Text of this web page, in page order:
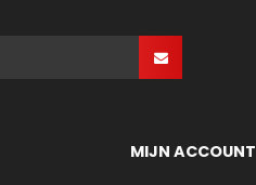
MIJN ACCOUNT